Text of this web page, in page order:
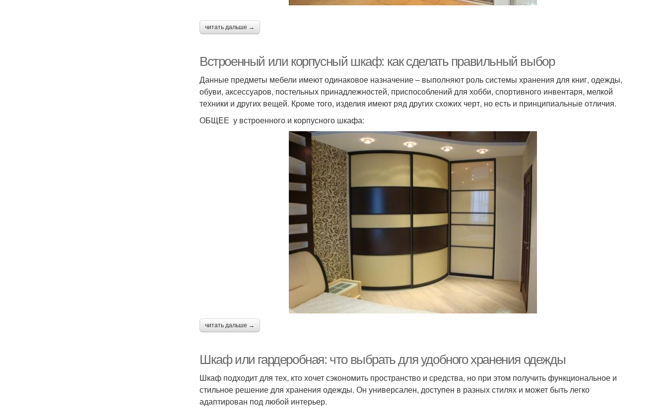
читать дальше →
Встроенный или корпусный шкаф: как сделать правильный выбор
Данные предметы мебели имеют одинаковое назначение – выполняют роль системы хранения для книг, одежды,
обуви, аксессуаров, постельных принадлежностей, приспособлений для хобби, спортивного инвентаря, мелкой
техники и других вещей. Кроме того, изделия имеют ряд других схожих черт, но есть и принципиальные отличия.
ОБЩЕЕ у встроенного и корпусного шкафа:
читать дальше →
Шкаф или гардеробная: что выбрать для удобного хранения одежды
Шкаф подходит для тех, кто хочет сэкономить пространство и средства, но при этом получить функциональное и
стильное решение для хранения одежды. Он универсален, доступен в разных стилях и может быть легко
адаптирован под любой интерьер.